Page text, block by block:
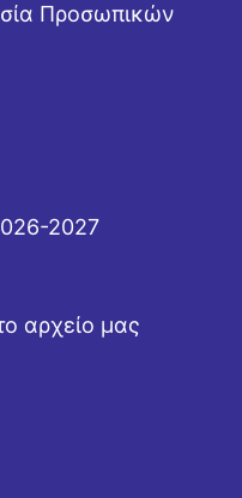
Προσωπικών
2027
αρχείο μας